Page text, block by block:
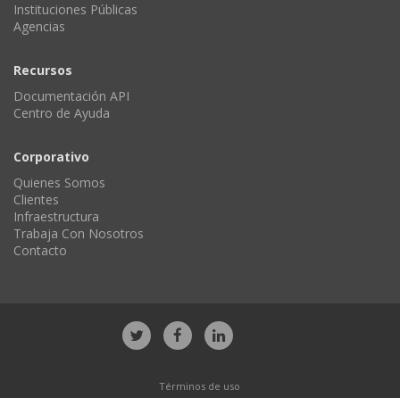
Instituciones Públicas
Agencias
Recursos
Documentación API
Centro de Ayuda
Corporativo
Quienes Somos
Clientes
Infraestructura
Trabaja Con Nosotros
Contacto
Términos de uso